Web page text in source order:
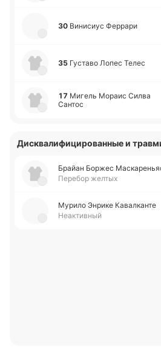
30 Ви­ни­сиус Фе­рра­ри
35 Гу­ста­во Лопес Телес
17 Мигель Мораис Силва
Сантос
Дисквалифицированные и
Брайан Боржес
Перебор желтых
Мурило Энрике Ка­ва­лка­нте
Неактивный